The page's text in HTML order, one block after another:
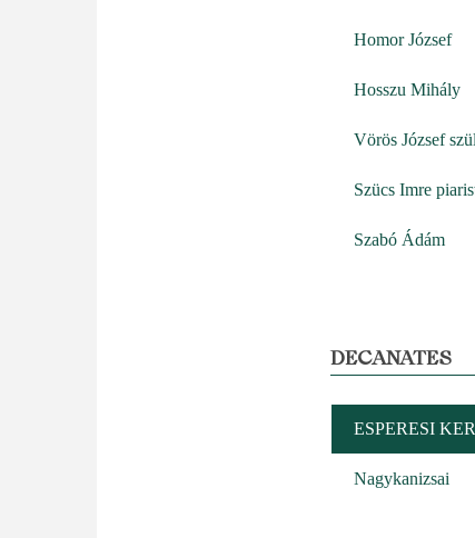
Homor József
Hosszu Mihály
Vörös József
Szücs Imre
Szabó Ádám
DECANATES
ESPERESI
Nagykanizsai